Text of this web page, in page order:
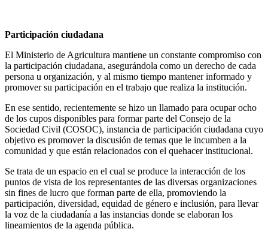
Participación ciudadana
El Ministerio de Agricultura mantiene un constante compromiso con
la participación ciudadana, asegurándola como un derecho de cada
persona u organización, y al mismo tiempo mantener informado y
promover su participación en el trabajo que realiza la institución.
En ese sentido, recientemente se hizo un llamado para ocupar ocho
de los cupos disponibles para formar parte del Consejo de la
Sociedad Civil (COSOC), instancia de participación ciudadana cuyo
objetivo es promover la discusión de temas que le incumben a la
comunidad y que están relacionados con el quehacer institucional.
Se trata de un espacio en el cual se produce la interacción de los
puntos de vista de los representantes de las diversas organizaciones
sin fines de lucro que forman parte de ella, promoviendo la
participación, diversidad, equidad de género e inclusión, para llevar
la voz de la ciudadanía a las instancias donde se elaboran los
lineamientos de la agenda pública.